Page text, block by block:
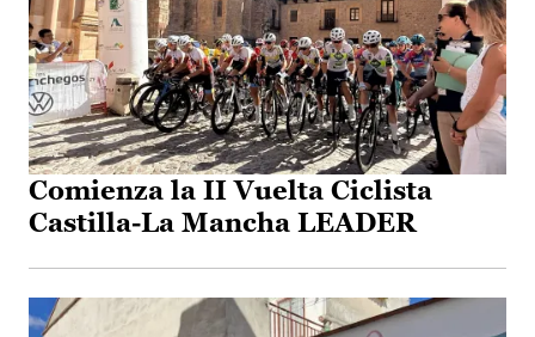
Comienza la II Vuelta Ciclista
Castilla-La Mancha LEADER